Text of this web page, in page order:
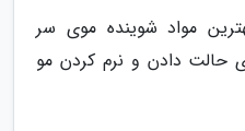
مواد شوینده موی سر
حالت دادن و نرم کردن مو